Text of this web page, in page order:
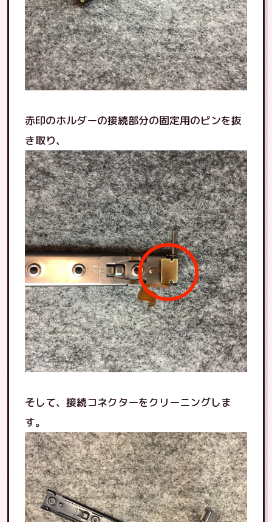
赤印のホルダーの接続部分の固定用のピンを抜
き取り、
そして、接続コネクターをクリーニングしま
す。